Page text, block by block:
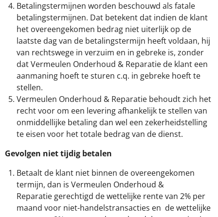
Betalingstermijnen worden beschouwd als fatale
betalingstermijnen. Dat betekent dat indien de klant
het overeengekomen bedrag niet uiterlijk op de
laatste dag van de betalingstermijn heeft voldaan, hij
van rechtswege in verzuim en in gebreke is, zonder
dat Vermeulen Onderhoud & Reparatie de klant een
aanmaning hoeft te sturen c.q. in gebreke hoeft te
stellen.
Vermeulen Onderhoud & Reparatie behoudt zich het
recht voor om een levering afhankelijk te stellen van
onmiddellijke betaling dan wel een zekerheidstelling
te eisen voor het totale bedrag van de dienst.
Gevolgen niet tijdig betalen
Betaalt de klant niet binnen de overeengekomen
termijn, dan is Vermeulen Onderhoud &
Reparatie gerechtigd de wettelijke rente van 2% per
maand voor niet-handelstransacties en de wettelijke